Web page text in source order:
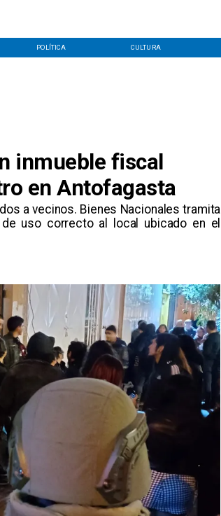
POLÍTICA CULTURA
inmueble fiscal
en Antofagasta
a vecinos. Bienes Nacionales tramita
uso correcto al local ubicado en el